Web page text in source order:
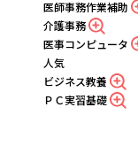
医師事務作業補助
介護事務
医事コンピュータ
人気
ビジネス教養
ＰＣ実習基礎